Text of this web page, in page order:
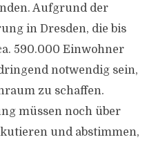
Aufgrund der
in Dresden, die bis
590.000 Einwohner
notwendig sein,
zu schaffen.
müssen noch über
und abstimmen,